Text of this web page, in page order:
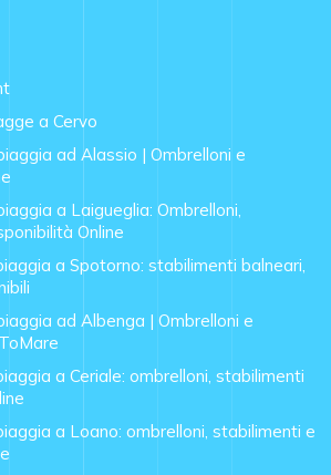
a Cervo
ad Alassio | Ombrelloni e
a Laigueglia: Ombrelloni,
Online
a Spotorno: stabilimenti balneari,
ad Albenga | Ombrelloni e
a Ceriale: ombrelloni, stabilimenti
a Loano: ombrelloni, stabilimenti e